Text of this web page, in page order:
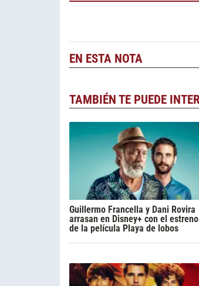
EN ESTA NOTA
TAMBIÉN TE PUEDE
Guillermo Francella y Dani Rovira
arrasan en Disney+ con el estreno
de la película Playa de lobos